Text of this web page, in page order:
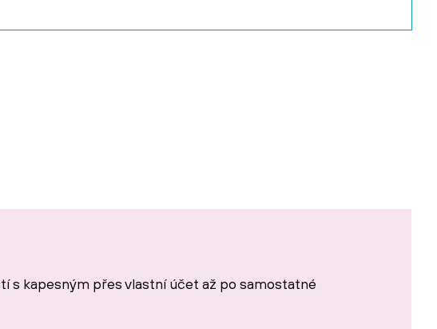
s kapesným přes vlastní účet až po samostatné